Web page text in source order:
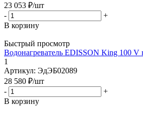
23 053 ₽/шт
-
+
В корзину
Быстрый просмотр
Водонагреватель EDISSON King 100 V
1
Артикул: ЭдЭБ02089
28 580 ₽/шт
-
+
В корзину